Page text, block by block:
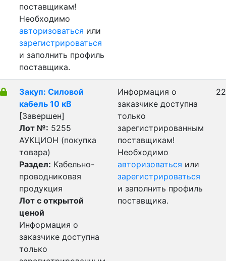
поставщикам!
Необходимо
авторизоваться или
зарегистрироваться
и заполнить профиль
поставщика.
Закуп: Силовой
кабель 10 кВ
[Завершен]
Лот №: 5255
АУКЦИОН (покупка
товара)
Раздел: Кабельно-
проводниковая
продукция
Лот с открытой
ценой
Информация о
заказчике доступна
только
Информация о
заказчике доступна
только
зарегистрированным
поставщикам!
Необходимо
авторизоваться или
зарегистрироваться
и заполнить профиль
поставщика.